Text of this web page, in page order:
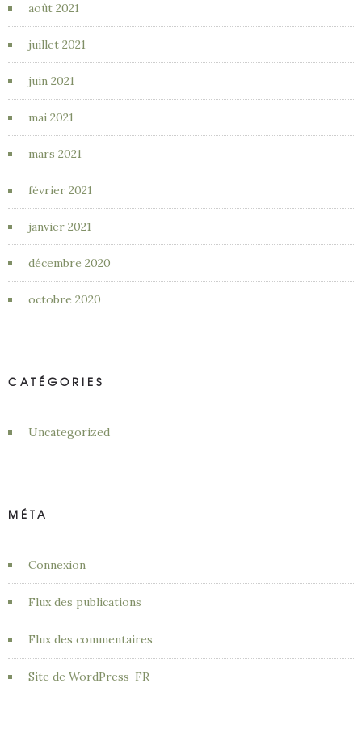
août 2021
juillet 2021
juin 2021
mai 2021
mars 2021
février 2021
janvier 2021
décembre 2020
octobre 2020
CATÉGORIES
Uncategorized
MÉTA
Connexion
Flux des publications
Flux des commentaires
Site de WordPress-FR